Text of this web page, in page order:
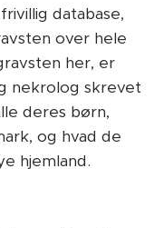
database,
over hele
her, er
nekrolog skrevet
deres børn,
og hvad de
hjemland.